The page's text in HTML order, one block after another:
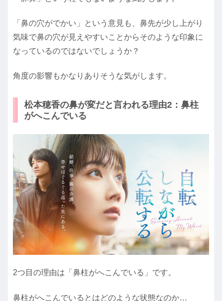
「鼻の穴がでかい」という意見も、鼻先が少し上がり
気味で鼻の穴が見えやすいことからそのような印象に
なっているのではないでしょうか？
角度の影響もかなりありそうな気がします。
松本穂香の鼻が変だと言われる理由2：鼻柱
がへこんでいる
2つ目の理由は「鼻柱がへこんでいる」です。
鼻柱がへこんでいるとはどのような状態なのか…